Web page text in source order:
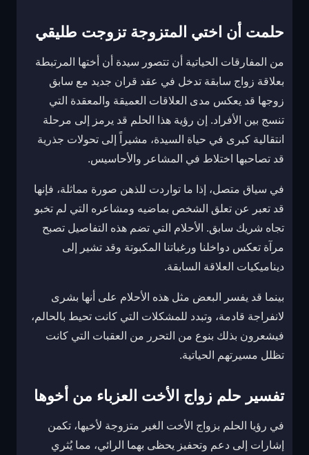
حلمت أن اختي المتزوجة تزوجت طليقي
من المفارقات الحياتية أن تتصور سيدة أن أختها المرتبطة
بعلاقة زواج سابقة تدخل في عقد قران جديد مع سابق
زوجها قد يعكس مدى العلاقات العميقة والمعقدة التي
تنسج بين الأفراد. إن رؤية هذا الحلم قد يرمز إلى مرحلة
انتقالية كبرى في حياة السيدة، مشيراً إلى تحولات جذرية
قد تصاحبها اختلاط في المشاعر والأحاسيس.
في سياق متصل، إذا ما تواردت للذهن صورة مماثلة، فإنها
قد تعبر عن تعلق الشخص بماضيه ومشاعره التي لم تخبو
تجاه شريك سابق. الأحلام التي تضم هذه التفاصيل تصبح
مرآة تعكس دواخلنا ورغباتنا المكبوتة وقد تشير إلى
ديناميكيات العلاقة السابقة.
بينما قد يفسر البعض مثل هذه الأحلام على أنها بشرى
لانفراجة قادمة، وتبدد للمشكلات التي كانت تحيط بالحالم،
فيشعرون بذلك بنوع من التحرر من العقبات التي كانت
تظلل مسيرتهم الحياتية.
تفسير حلم زواج الأخت العزباء من أخوها
في رؤيا الحلم بزواج الأخت الغير متزوجة لأخيها، تكمن
إشارات إلى دعم وتحفيز يحظى بهما الرائي، مما يُثري